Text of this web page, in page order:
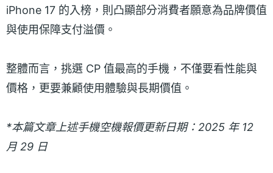
iPhone 17 的入榜，則凸顯部分消費者願意為品牌價值
與使用保障支付溢價。
整體而言，挑選 CP 值最高的手機，不僅要看性能與
價格，更要兼顧使用體驗與長期價值。
*本篇文章上述手機空機報價更新日期：2025 年 12
月 29 日